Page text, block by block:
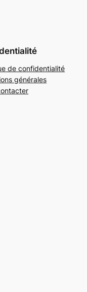
de confidentialité
générales